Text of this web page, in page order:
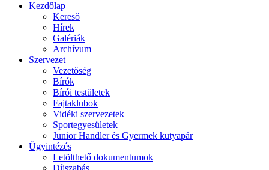
Kezdőlap
Kereső
Hírek
Galériák
Archívum
Szervezet
Vezetőség
Bírók
Bírói testületek
Fajtaklubok
Vidéki szervezetek
Sportegyesületek
Junior Handler és Gyermek kutyapár
Ügyintézés
Letölthető dokumentumok
Díjszabás